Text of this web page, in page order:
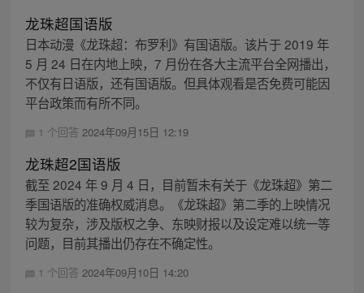
龙珠超国语版
日本动漫《龙珠超：布罗利》有国语版。该片于 2019 年
5 月 24 日在内地上映，7 月份在各大主流平台全网播出，
不仅有日语版，还有国语版。但具体观看是否免费可能因
平台政策而有所不同。
1 个回答 2024年09月15日 12:19
龙珠超2国语版
截至 2024 年 9 月 4 日，目前暂未有关于《龙珠超》第二
季国语版的准确权威消息。《龙珠超》第二季的上映情况
较为复杂，涉及版权之争、东映财报以及设定难以统一等
问题，目前其播出仍存在不确定性。
1 个回答 2024年09月10日 14:20